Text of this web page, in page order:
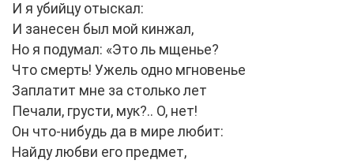
И я убийцу отыскал:
И занесен был мой кинжал,
Но я подумал: «Это ль мщенье?
Что смерть! Ужель одно мгновенье
Заплатит мне за столько лет
Печали, грусти, мук?.. О, нет!
Он что-нибудь да в мире любит:
Найду любви его предмет,